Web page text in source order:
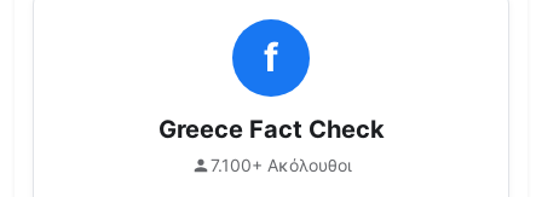
f
Greece Fact Check
7.100+ Ακόλουθοι